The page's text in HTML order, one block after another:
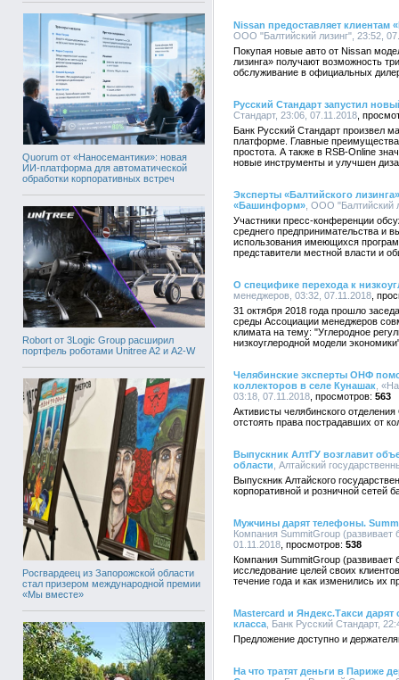
Quorum от «Наносемантики»: новая
ИИ-платформа для автоматической
обработки корпоративных встреч
Robort от 3Logic Group расширил
портфель роботами Unitree A2 и A2-W
Росгвардеец из Запорожской области
стал призером международной премии
«Мы вместе»
Nissan предоставляет клиентам
ООО "Балтийский лизинг", 23:52,
Покупая новые авто от Nissan
лизинга» получают возможность
обслуживание в официальных
Русский Стандарт запустил
Стандарт, 23:06, 07.11.2018
Банк Русский Стандарт произвел
платформе. Главные
простота. А также в RSB-Online
новые инструменты и улучшен
Эксперты «Балтийского
«Башинформ» , ООО "Балтийский
Участники пресс-конференции
среднего предпринимательства и
использования имеющихся
представители местной власти и
О специфике перехода к
менеджеров, 03:32, 07.11.2018
31 октября 2018 года прошло
среды Ассоциации менеджеров
климата на тему: "Углеродное
низкоуглеродной модели
Челябинские эксперты ОНФ
коллекторов в селе Кунашак ,
03:18, 07.11.2018
563
Активисты челябинского
отстоять права пострадавших от
Выпускник АлтГУ возглавит
области , Алтайский
Выпускник Алтайского
корпоративной и розничной сетей
Мужчины дарят телефоны.
Компания SummitGroup
01.11.2018
538
Компания SummitGroup
исследование целей своих
течение года и как изменились их
Mastercard и Яндекс.Такси
класса , Банк Русский Стандарт,
Предложение доступно и
На что тратят деньги в Париже